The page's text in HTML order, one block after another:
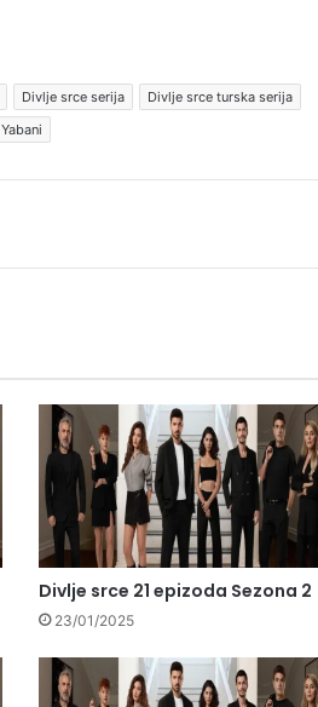
Divlje srce serija
Divlje srce turska serija
Yabani
Divlje srce 21 epizoda Sezona 2
23/01/2025